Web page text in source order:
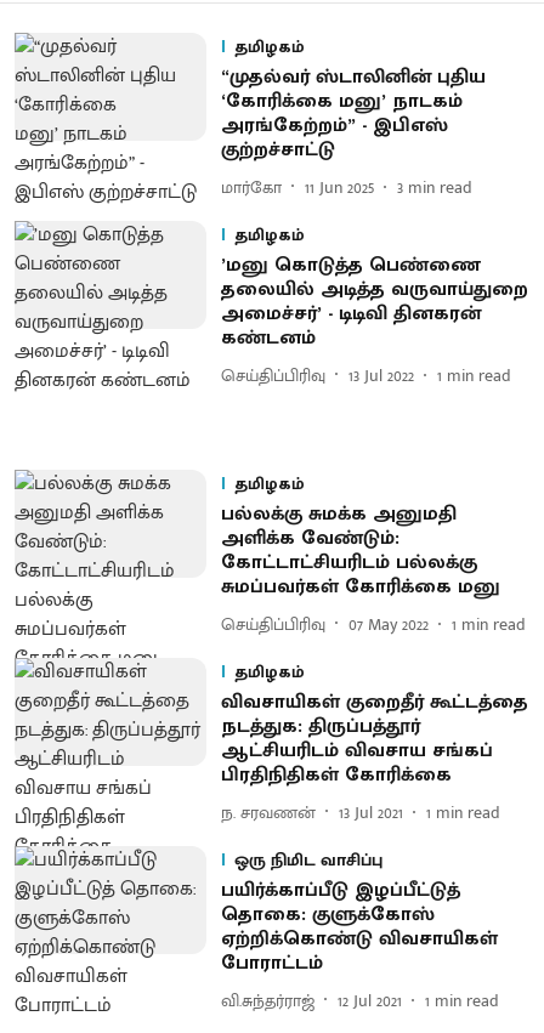
தமிழகம்
“முதல்வர் ஸ்டாலினின் புதிய
‘கோரிக்கை மனு’ நாடகம்
அரங்கேற்றம்” - இபிஎஸ்
குற்றச்சாட்டு
மார்கோ 11 Jun 2025 3 min read
தமிழகம்
’மனு கொடுத்த பெண்ணை
தலையில் அடித்த வருவாய்துறை
அமைச்சர்’ - டிடிவி தினகரன்
கண்டனம்
செய்திப்பிரிவு 13 Jul 2022 1 min read
தமிழகம்
பல்லக்கு சுமக்க அனுமதி
அளிக்க வேண்டும்:
கோட்டாட்சியரிடம் பல்லக்கு
சுமப்பவர்கள் கோரிக்கை மனு
செய்திப்பிரிவு 07 May 2022 1 min read
தமிழகம்
விவசாயிகள் குறைதீர் கூட்டத்தை
நடத்துக: திருப்பத்தூர்
ஆட்சியரிடம் விவசாய சங்கப்
பிரதிநிதிகள் கோரிக்கை
ந. சரவணன் 13 Jul 2021 1 min read
ஒரு நிமிட வாசிப்பு
பயிர்க்காப்பீடு இழப்பீட்டுத்
தொகை: குளுக்கோஸ்
ஏற்றிக்கொண்டு விவசாயிகள்
போராட்டம்
வி.சுந்தர்ராஜ் 12 Jul 2021 1 min read